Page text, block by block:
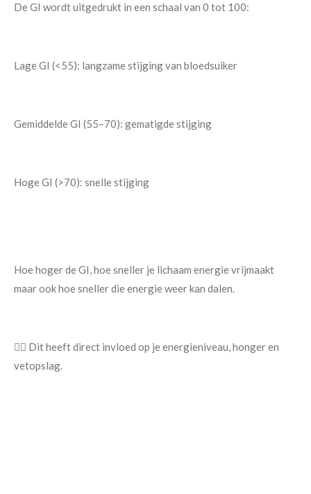
De GI wordt uitgedrukt in een schaal van 0 tot 100:
Lage GI (<55): langzame stijging van bloedsuiker
Gemiddelde GI (55–70): gematigde stijging
Hoge GI (>70): snelle stijging
Hoe hoger de GI, hoe sneller je lichaam energie vrijmaakt
maar ook hoe sneller die energie weer kan dalen.
👉🏿 Dit heeft direct invloed op je energieniveau, honger en
vetopslag.